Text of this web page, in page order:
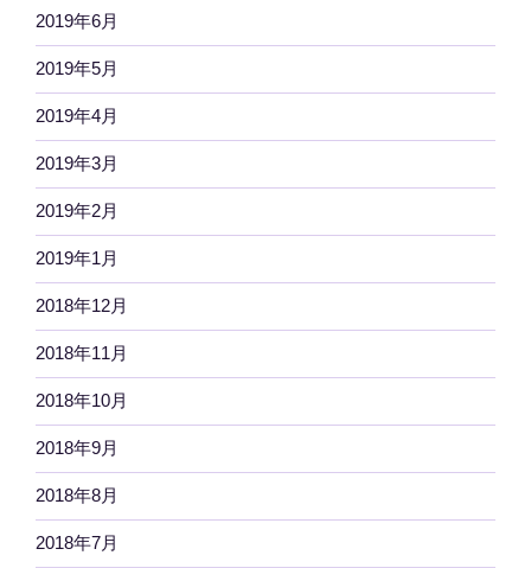
2019年6月
2019年5月
2019年4月
2019年3月
2019年2月
2019年1月
2018年12月
2018年11月
2018年10月
2018年9月
2018年8月
2018年7月